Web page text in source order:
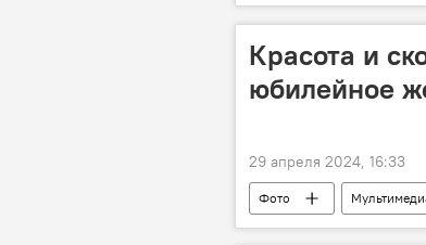
Красота и
юбилейное
29 апреля 2024, 16:33
Фото